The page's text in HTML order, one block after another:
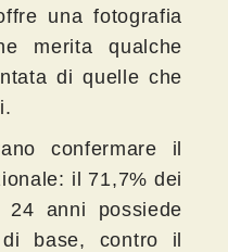
una fotografia
merita qualche
di quelle che
confermare il
il 71,7% dei
anni possiede
di base, contro il